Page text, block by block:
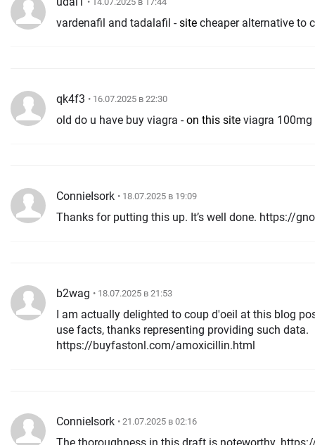
vardenafil and tadalafil -site cheaper alternative to
qk4f3 • 16.07.2025 в 22:30
old do u have buy viagra -on this site viagra 100mg
ConnieIsork • 18.07.2025 в 19:09
Thanks for putting this up. It’s well done. https://
b2wag • 18.07.2025 в 21:53
I am actually delighted to coup d'oeil at this blog
use facts, thanks representing providing such data.
https://buyfastonl.com/amoxicillin.html
ConnieIsork • 21.07.2025 в 02:16
The thoroughness in this draft is noteworthy.